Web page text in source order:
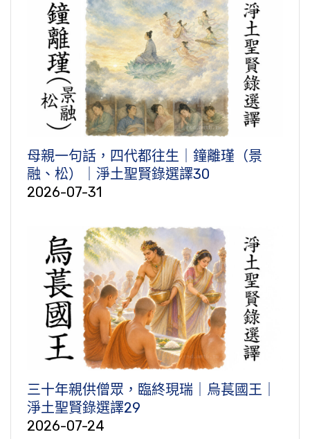
母親一句話，四代都往生｜鐘離瑾（景
融、松）｜淨土聖賢錄選譯30
2026-07-31
三十年親供僧眾，臨終現瑞｜烏萇國王｜
淨土聖賢錄選譯29
2026-07-24